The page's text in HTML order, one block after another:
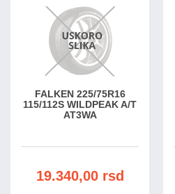
FALKEN 225/75R16
115/112S WILDPEAK A/T
AT3WA
19.340,00 rsd